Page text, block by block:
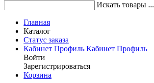
Искать товары ...
Главная
Каталог
Статус заказа
Кабинет Профиль Кабинет Профиль
Войти
Зарегистрироваться
Корзина